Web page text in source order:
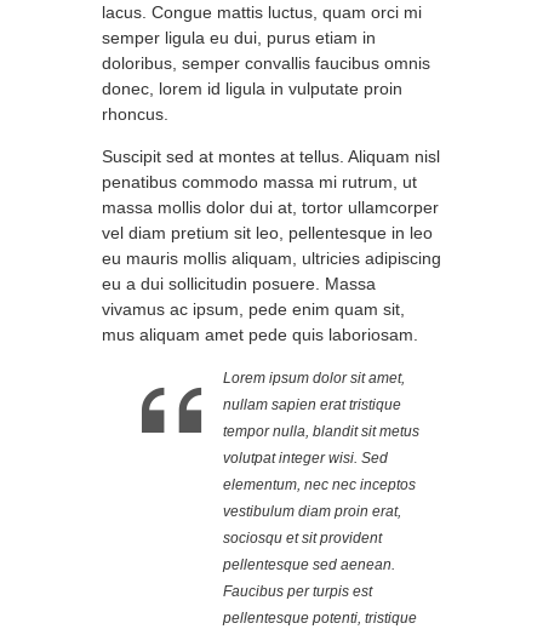
lacus. Congue mattis luctus, quam orci mi
semper ligula eu dui, purus etiam in
doloribus, semper convallis faucibus omnis
donec, lorem id ligula in vulputate proin
rhoncus.
Suscipit sed at montes at tellus. Aliquam nisl
penatibus commodo massa mi rutrum, ut
massa mollis dolor dui at, tortor ullamcorper
vel diam pretium sit leo, pellentesque in leo
eu mauris mollis aliquam, ultricies adipiscing
eu a dui sollicitudin posuere. Massa
vivamus ac ipsum, pede enim quam sit,
mus aliquam amet pede quis laboriosam.
Lorem ipsum dolor sit amet,
nullam sapien erat tristique
tempor nulla, blandit sit metus
volutpat integer wisi. Sed
elementum, nec nec inceptos
vestibulum diam proin erat,
sociosqu et sit provident
pellentesque sed aenean.
Faucibus per turpis est
pellentesque potenti, tristique